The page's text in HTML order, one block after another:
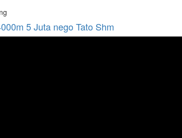
5 Juta nego Tato Shm